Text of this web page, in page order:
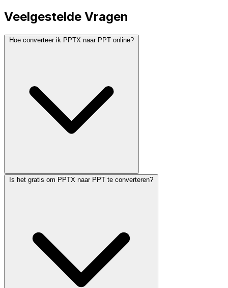
Veelgestelde Vragen
Hoe converteer ik PPTX naar PPT online?
Is het gratis om PPTX naar PPT te converteren?